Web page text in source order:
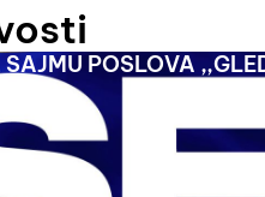
POSLOVA